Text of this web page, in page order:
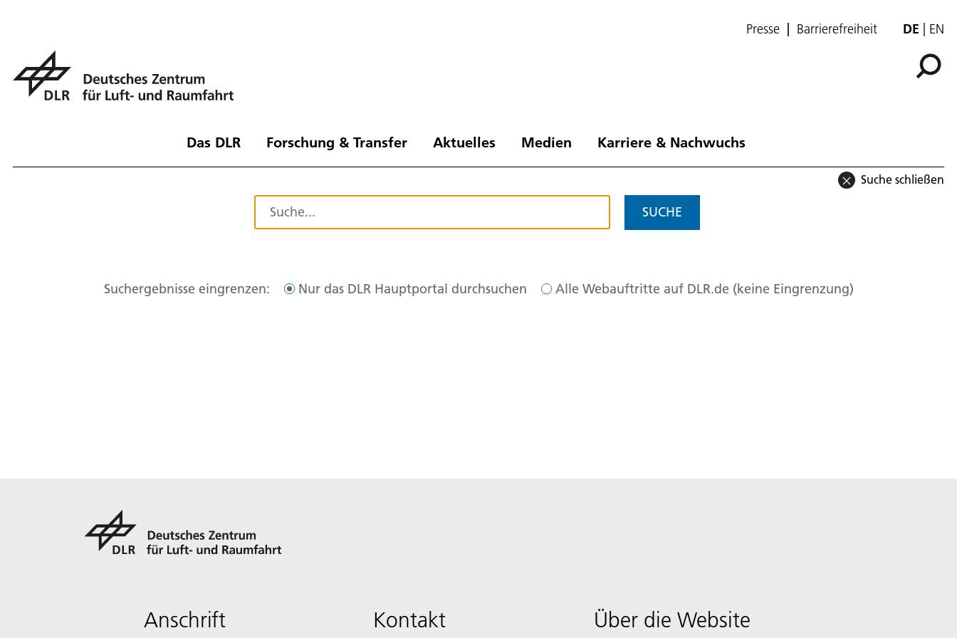
Presse Barrierefreiheit DE EN
Das DLR Forschung & Transfer Aktuelles Medien Karriere & Nachwuchs
Suche schließen
SUCHE
Suchergebnisse eingrenzen: Nur das DLR Hauptportal durchsuchen Alle Webauftritte auf DLR.de (keine Eingrenzung)
Anschrift Kontakt Über die Website